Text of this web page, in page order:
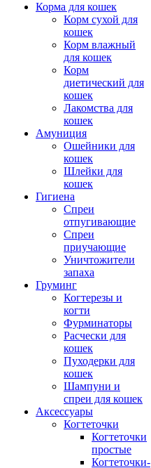
Корма для кошек
Корм сухой для
кошек
Корм влажный
для кошек
Корм
диетический для
кошек
Лакомства для
кошек
Амуниция
Ошейники для
кошек
Шлейки для
кошек
Гигиена
Спреи
отпугивающие
Спреи
приучающие
Уничтожители
запаха
Груминг
Когтерезы и
когти
Фурминаторы
Расчески для
кошек
Пуходерки для
кошек
Шампуни и
спреи для кошек
Аксессуары
Когтеточки
Когтеточки
простые
Когтеточки-